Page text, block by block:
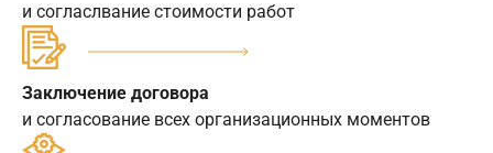
и согласлвание стоимости работ
Заключение договора
и согласование всех организационных моментов